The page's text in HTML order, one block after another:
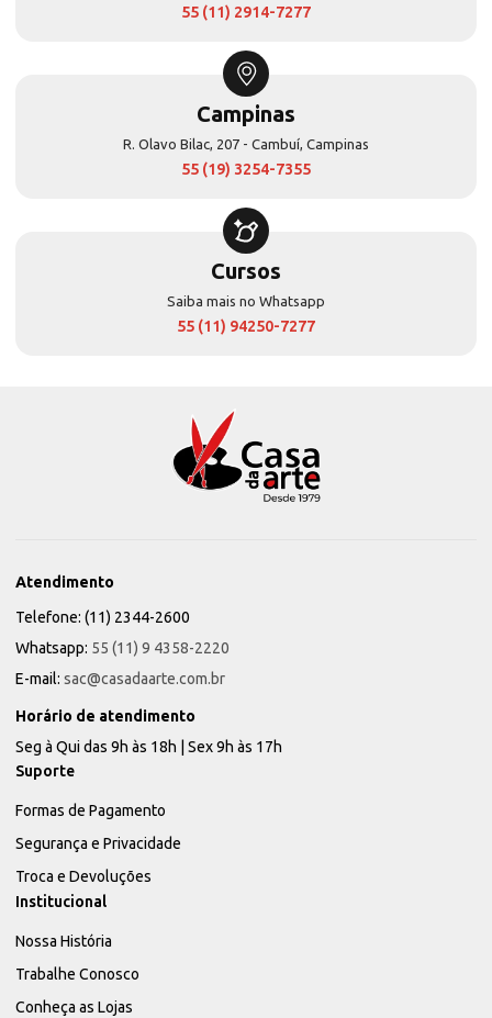
55 (11) 2914-7277
Campinas
R. Olavo Bilac, 207 - Cambuí, Campinas
55 (19) 3254-7355
Cursos
Saiba mais no Whatsapp
55 (11) 94250-7277
Atendimento
Telefone: (11) 2344-2600
Whatsapp: 55 (11) 9 4358-2220
E-mail: sac@casadaarte.com.br
Horário de atendimento
Seg à Qui das 9h às 18h | Sex 9h às 17h
Suporte
Formas de Pagamento
Segurança e Privacidade
Troca e Devoluções
Institucional
Nossa História
Trabalhe Conosco
Conheça as Lojas